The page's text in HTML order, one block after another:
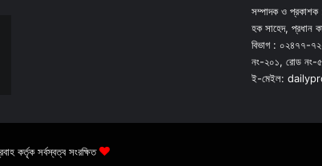
সম্পাদক ও
হক সাহেদ, প্রধান
বিভাগ : ০২৪৭৭-
নং-২০১, রোড
ই-মেইল:
কর্তৃক সর্বস্বত্ব সংরক্ষিত